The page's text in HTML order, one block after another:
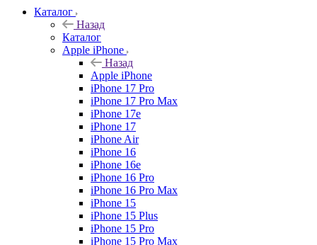
Каталог
Назад
Каталог
Apple iPhone
Назад
Apple iPhone
iPhone 17 Pro
iPhone 17 Pro Max
iPhone 17e
iPhone 17
iPhone Air
iPhone 16
iPhone 16e
iPhone 16 Pro
iPhone 16 Pro Max
iPhone 15
iPhone 15 Plus
iPhone 15 Pro
iPhone 15 Pro Max